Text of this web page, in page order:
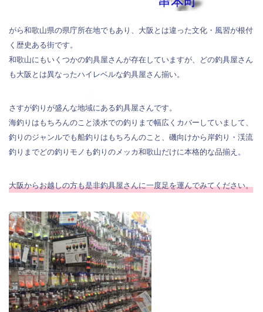
がら和歌山県の県庁所在地でもあり、大阪とは違った文化・風習が根付
く歴史ある街です。
和歌山にもいくつかの釣具屋さんが存在していますが、どの釣具屋さん
も大阪とは異なったハイレベルな釣具屋さん揃い。
さすが釣りが盛んな地域にある釣具屋さんです。
海釣りはもちろんのこと淡水での釣りまで幅広くカバーしていまして、
釣りのジャンルでも船釣りはもちろんのこと、磯向けから岸釣り・渓流
釣りまでどの釣りモノも釣りのメッカ和歌山だけに本格的な品揃え。
大阪からお越しの方も是非釣具屋さんに一度足を運んでみてください。